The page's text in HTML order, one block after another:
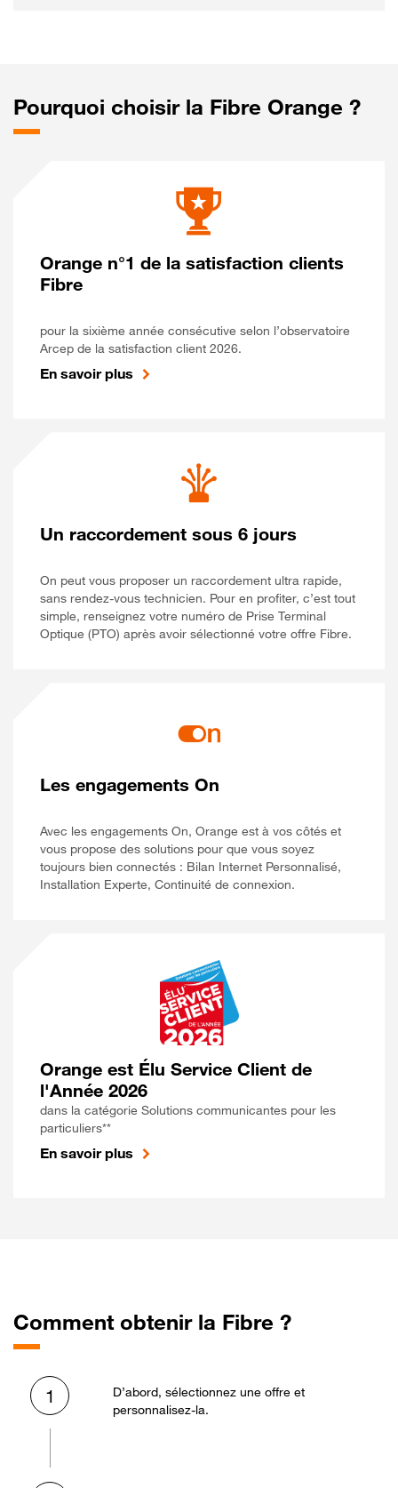
Pourquoi choisir la Fibre Orange ?
Orange n°1 de la satisfaction clients
Fibre
pour la sixième année consécutive selon l’observatoire
Arcep de la satisfaction client 2026.
En savoir plus
Un raccordement sous 6 jours
On peut vous proposer un raccordement ultra rapide,
sans rendez-vous technicien. Pour en profiter, c’est tout
simple, renseignez votre numéro de Prise Terminal
Optique (PTO) après avoir sélectionné votre offre Fibre.
Les engagements On
Avec les engagements On, Orange est à vos côtés et
vous propose des solutions pour que vous soyez
toujours bien connectés : Bilan Internet Personnalisé,
Installation Experte, Continuité de connexion.
Orange est Élu Service Client de
l'Année 2026
dans la catégorie Solutions communicantes pour les
particuliers**
En savoir plus
Comment obtenir la Fibre ?
1
D’abord, sélectionnez une offre et
personnalisez-la.